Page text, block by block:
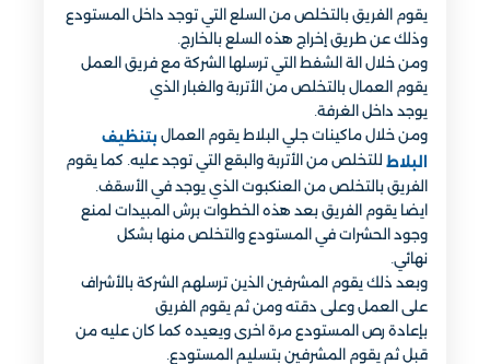
يقوم الفريق بالتخلص من السلع التي توجد داخل المستودع
وذلك عن طريق إخراج هذه السلع بالخارج.
ومن خلال الة الشفط التي ترسلها الشركة مع فريق العمل
يقوم العمال بالتخلص من الأتربة والغبار الذي
يوجد داخل الغرفة.
ومن خلال ماكينات جلي البلاط يقوم العمال بتنظيف
البلاط للتخلص من الأتربة والبقع التي توجد عليه. كما يقوم
الفريق بالتخلص من العنكبوت الذي يوجد في الأسقف.
ايضا يقوم الفريق بعد هذه الخطوات برش المبيدات لمنع
وجود الحشرات في المستودع والتخلص منها بشكل
نهائي.
وبعد ذلك يقوم المشرفين الذين ترسلهم الشركة بالأشراف
على العمل وعلى دقته ومن ثم يقوم الفريق
بإعادة رص المستودع مرة اخرى ويعيده كما كان عليه من
قبل ثم يقوم المشرفين بتسليم المستودع.